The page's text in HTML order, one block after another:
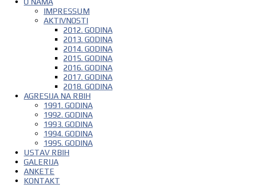
IMPRESSUM
AKTIVNOSTI
2012. GODINA
2013. GODINA
2014. GODINA
2015. GODINA
2016. GODINA
2017. GODINA
2018. GODINA
AGRESIJA NA RBIH
1991. GODINA
1992. GODINA
1993. GODINA
1994. GODINA
1995. GODINA
USTAV RBIH
GALERIJA
ANKETE
KONTAKT